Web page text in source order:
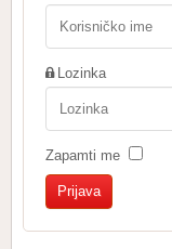
Lozinka
Zapamti me